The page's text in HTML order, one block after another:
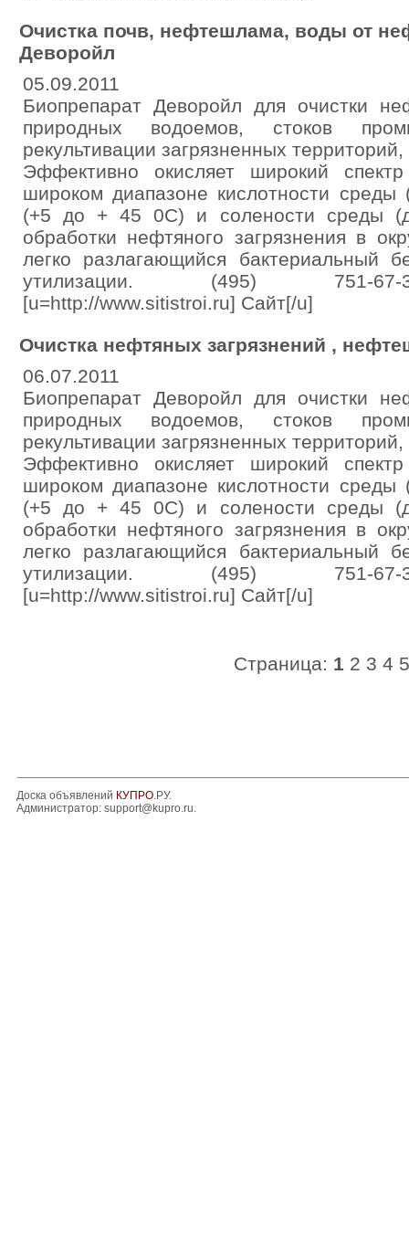
Очистка почв, нефтешлама, воды от
Деворойл
05.09.2011
Биопрепарат Деворойл для очистки
природных водоемов, стоков
рекультивации загрязненных
Эффективно окисляет широкий
широком диапазоне кислотности
(+5 до + 45 0С) и солености среды
обработки нефтяного загрязнения в
легко разлагающийся бактериальный
утилизации. (495) 751-67-
[u=http://www.sitistroi.ru] Сайт[/u]
Очистка нефтяных загрязнений ,
06.07.2011
Биопрепарат Деворойл для очистки
природных водоемов, стоков
рекультивации загрязненных
Эффективно окисляет широкий
широком диапазоне кислотности
(+5 до + 45 0С) и солености среды
обработки нефтяного загрязнения в
легко разлагающийся бактериальный
утилизации. (495) 751-67-
[u=http://www.sitistroi.ru] Сайт[/u]
Страница: 1 2 3 4 5
Доска объявлений КУПРО.РУ.
Администратор: support@kupro.ru.